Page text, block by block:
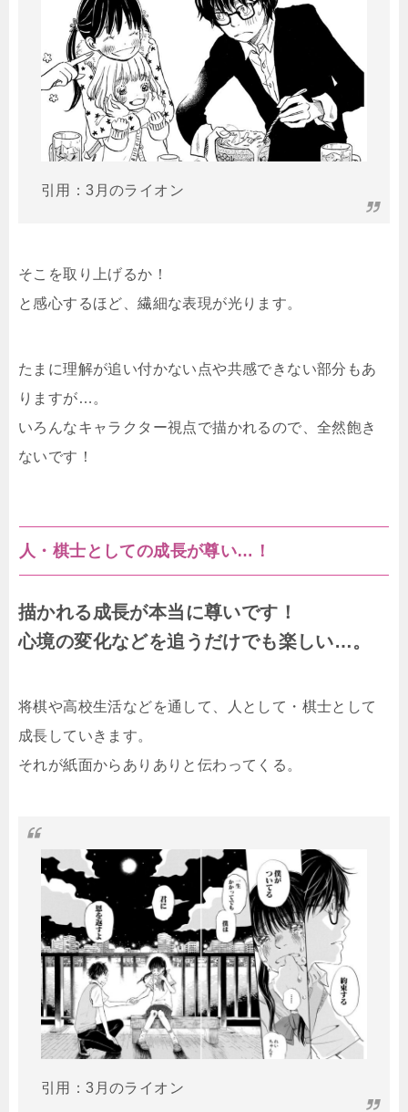
引用：3月のライオン
そこを取り上げるか！
と感心するほど、繊細な表現が光ります。
たまに理解が追い付かない点や共感できない部分もあ
りますが…。
いろんなキャラクター視点で描かれるので、全然飽き
ないです！
人・棋士としての成長が尊い…！
描かれる成長が本当に尊いです！
心境の変化などを追うだけでも楽しい…。
将棋や高校生活などを通して、人として・棋士として
成長していきます。
それが紙面からありありと伝わってくる。
引用：3月のライオン